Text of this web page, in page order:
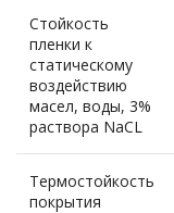
Стойкость
пленки к
статическому
воздействию
масел, воды, 3%
раствора NaCL
Термостойкость
покрытия